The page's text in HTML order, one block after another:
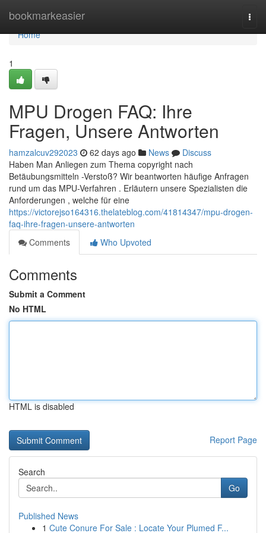
bookmarkeasier
Home
Home
1
MPU Drogen FAQ: Ihre
Fragen, Unsere Antworten
hamzalcuv292023 62 days ago News
Discuss
Haben Man Anliegen zum Thema copyright nach
Betäubungsmitteln -Verstoß? Wir beantworten häufige Anfragen
rund um das MPU-Verfahren . Erläutern unsere Spezialisten die
Anforderungen , welche für eine
https://victorejso164316.thelateblog.com/41814347/mpu-drogen-
faq-ihre-fragen-unsere-antworten
Comments
Who Upvoted
Comments
Submit a Comment
No HTML
HTML is disabled
Report Page
Search
Go
Published News
1 Cute Conure For Sale : Locate Your Plumed F...